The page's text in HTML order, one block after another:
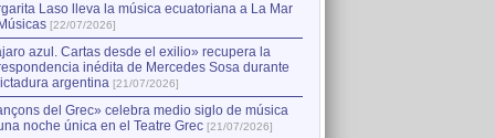
Laso lleva la música ecuatoriana a La Mar
[22/07/2026]
azul. Cartas desde el exilio» recupera la
inédita de Mercedes Sosa durante
argentina [21/07/2026]
del Grec» celebra medio siglo de música
noche única en el Teatre Grec [21/07/2026]